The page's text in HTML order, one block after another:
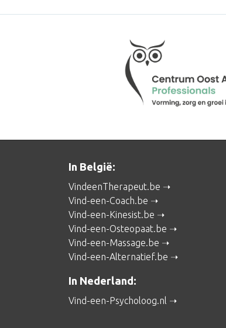
In België:
VindeenTherapeut.be
Vind-een-Coach.be
Vind-een-Kinesist.be
Vind-een-Osteopaat.be
Vind-een-Massage.be
Vind-een-Alternatief.be
In Nederland:
Vind-een-Psycholoog.nl